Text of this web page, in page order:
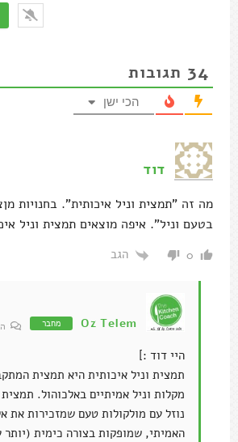
34 תגובות
הכי ישן
דוד
מה זה "תמצית וניל איכותית". בחנויות
בטעם וניל". איפה מוצאים תמצית וניל
0 הגב
Oz Telem מחבר
היי דוד :]
תמצית וניל איכותית היא תמצית
מקלות וניל אמיתיים באלכוהול.
נוזל עם מולקולות טעם שמזכירות את
האמיתי, שמופקות בצורה כימית